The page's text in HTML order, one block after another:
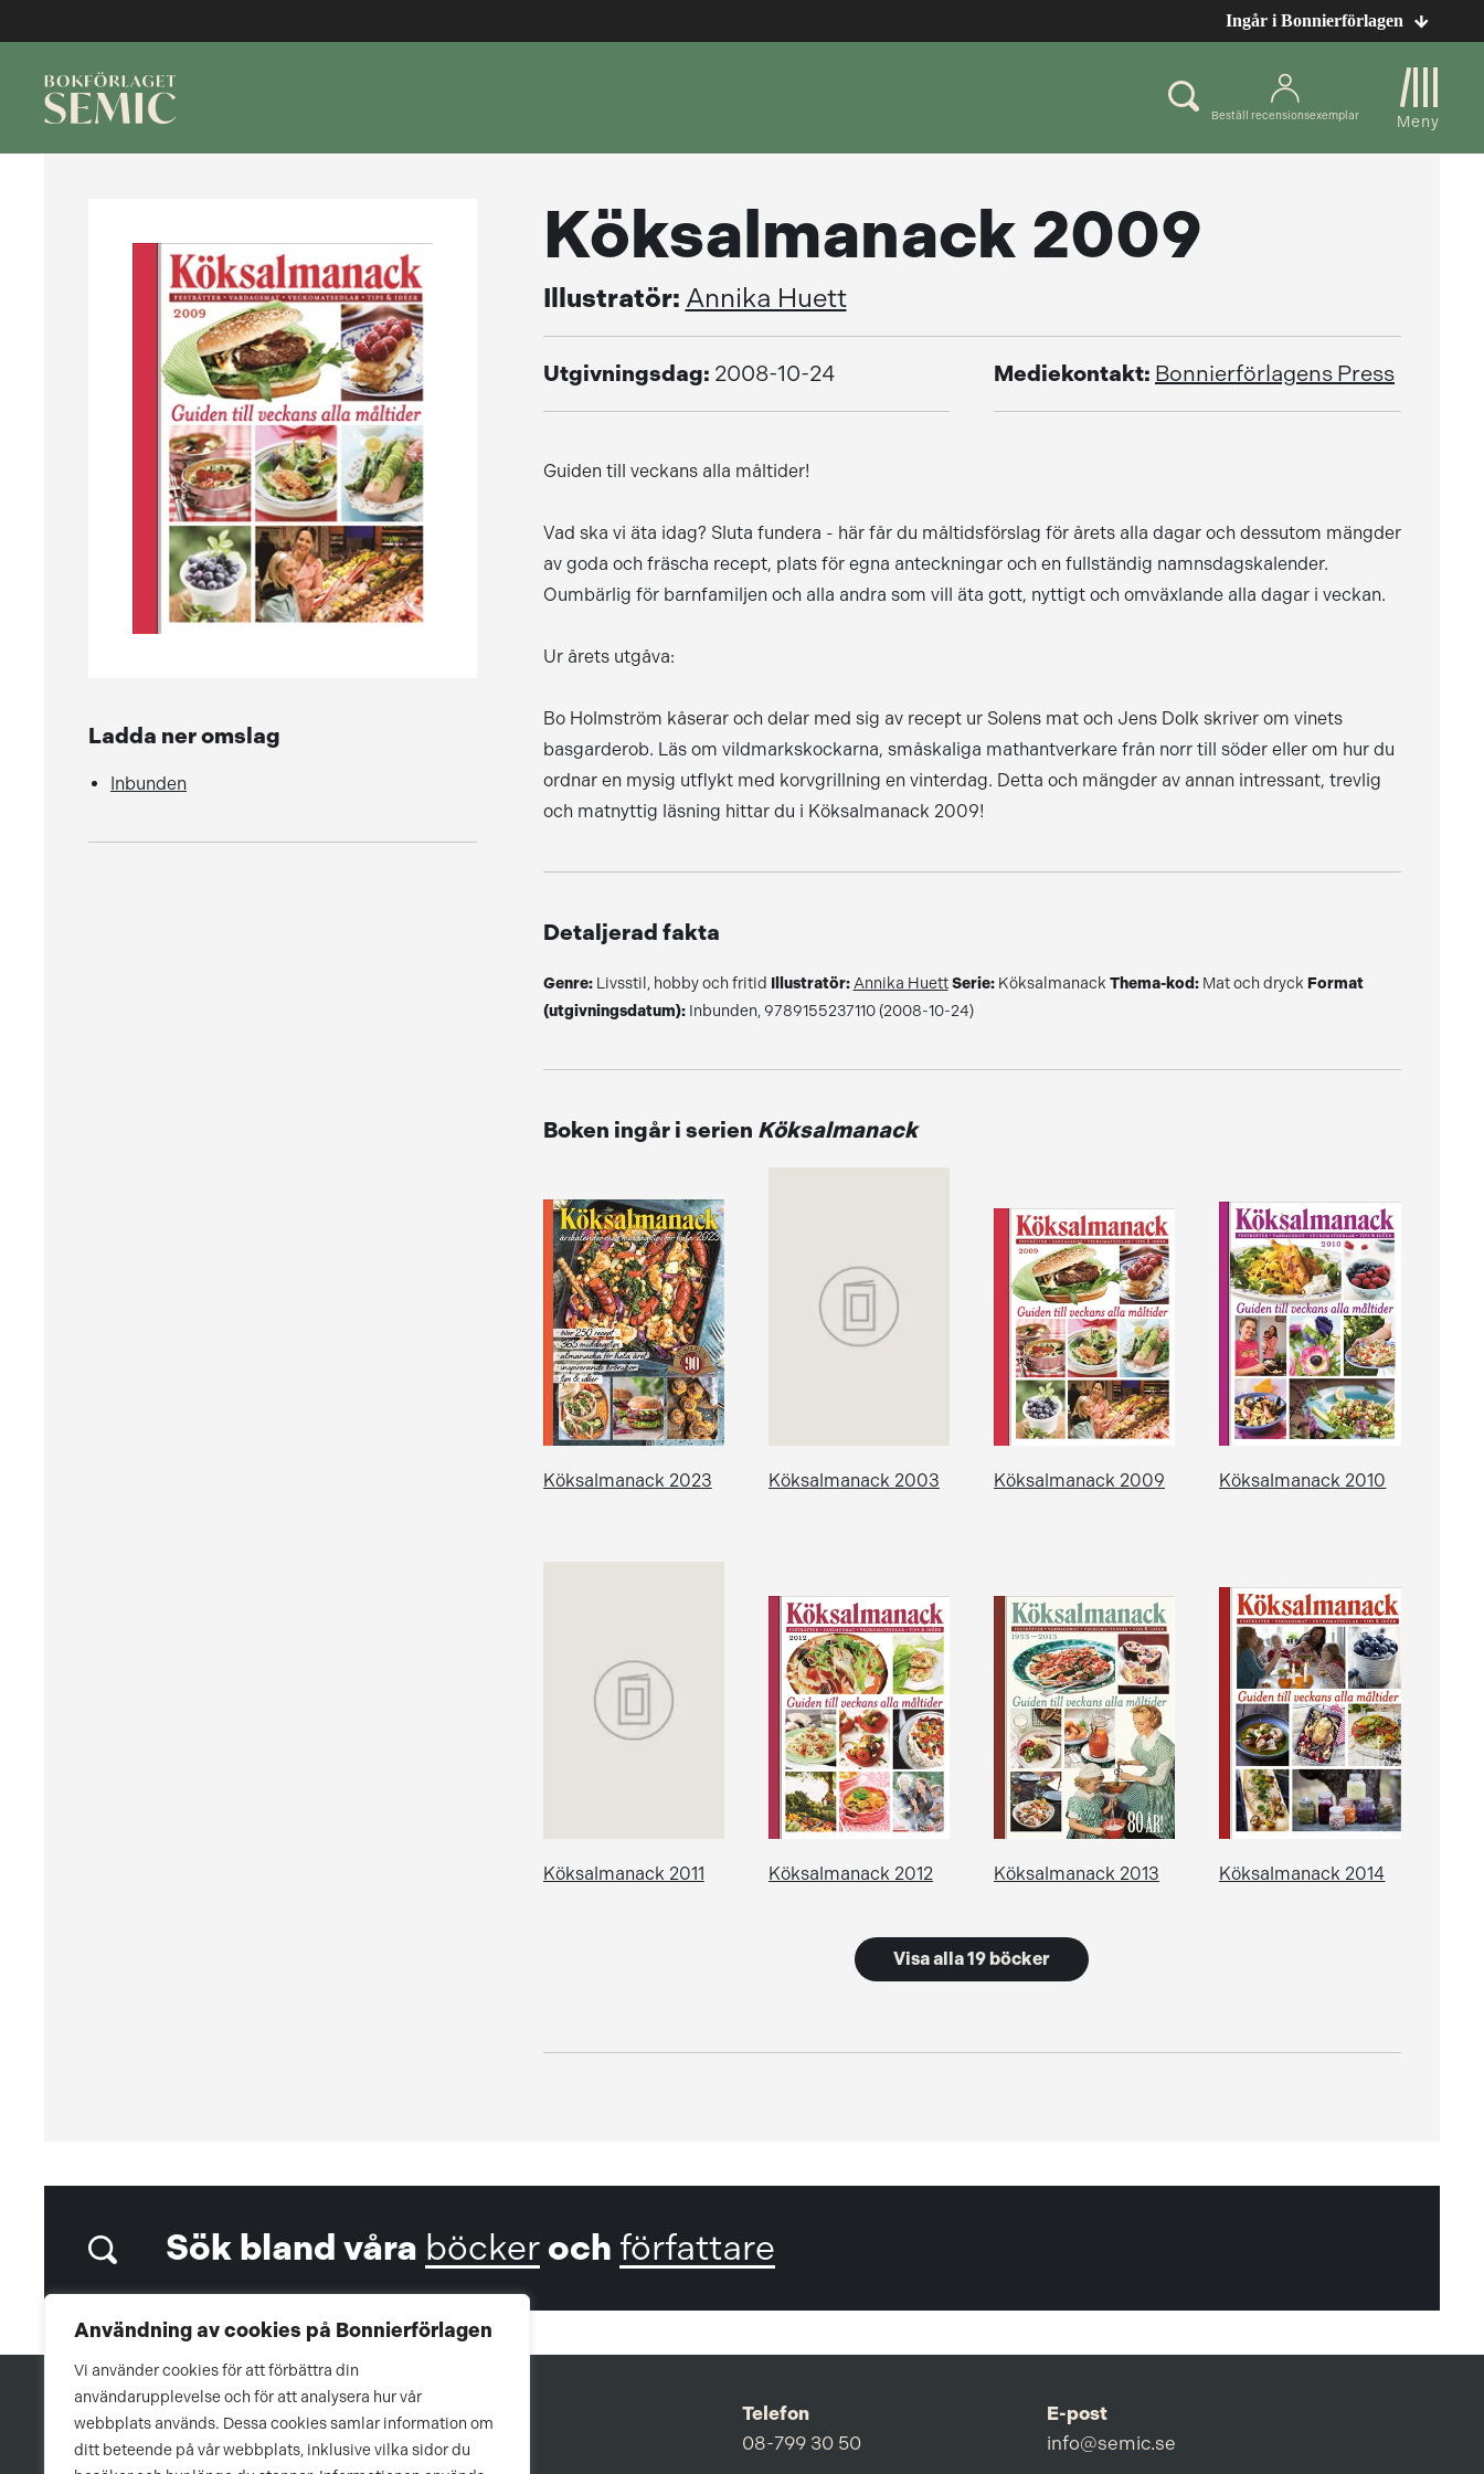
Användning av cookies på Bonnierförlagen
Vi använder cookies för att förbättra din
användarupplevelse och för att analysera hur vår
webbplats används. Dessa cookies samlar information om
ditt beteende på vår webbplats, inklusive vilka sidor du
Ingår i Bonnierförlagen
Beställ recensionsexemplar Meny
Ladda ner omslag
Inbunden
Köksalmanack 2009
Illustratör: Annika Huett
Utgivningsdag: 2008-10-24 Mediekontakt: Bonnierförlagens Press
Guiden till veckans alla måltider!
Vad ska vi äta idag? Sluta fundera - här får du måltidsförslag för årets alla dagar och dessutom mängder
av goda och fräscha recept, plats för egna anteckningar och en fullständig namnsdagskalender.
Oumbärlig för barnfamiljen och alla andra som vill äta gott, nyttigt och omväxlande alla dagar i veckan.
Ur årets utgåva:
Bo Holmström kåserar och delar med sig av recept ur Solens mat och Jens Dolk skriver om vinets
basgarderob. Läs om vildmarkskockarna, småskaliga mathantverkare från norr till söder eller om hur du
ordnar en mysig utflykt med korvgrillning en vinterdag. Detta och mängder av annan intressant, trevlig
och matnyttig läsning hittar du i Köksalmanack 2009!
Detaljerad fakta
Genre:Livsstil, hobby och fritid Illustratör: Annika Huett Serie:Köksalmanack Thema-kod:Mat och dryck Format
(utgivningsdatum):Inbunden, 9789155237110 (2008-10-24)
Boken ingår i serien Köksalmanack
Köksalmanack 2023 Köksalmanack 2003 Köksalmanack 2009 Köksalmanack 2010
Köksalmanack 2011 Köksalmanack 2012 Köksalmanack 2013 Köksalmanack 2014
Visa alla 19 böcker
Sök bland våra böcker och författare
Telefon
08-799 30 50
E-post
info@semic.se